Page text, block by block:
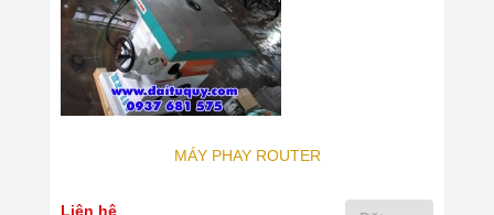
MÁY PHAY ROUTER
Liên hệ